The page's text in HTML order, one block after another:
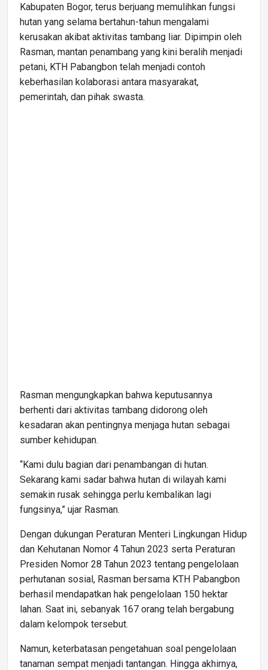
Kabupaten Bogor, terus berjuang memulihkan fungsi
hutan yang selama bertahun-tahun mengalami
kerusakan akibat aktivitas tambang liar. Dipimpin oleh
Rasman, mantan penambang yang kini beralih menjadi
petani, KTH Pabangbon telah menjadi contoh
keberhasilan kolaborasi antara masyarakat,
pemerintah, dan pihak swasta.
Rasman mengungkapkan bahwa keputusannya
berhenti dari aktivitas tambang didorong oleh
kesadaran akan pentingnya menjaga hutan sebagai
sumber kehidupan.
“Kami dulu bagian dari penambangan di hutan.
Sekarang kami sadar bahwa hutan di wilayah kami
semakin rusak sehingga perlu kembalikan lagi
fungsinya,” ujar Rasman.
Dengan dukungan Peraturan Menteri Lingkungan Hidup
dan Kehutanan Nomor 4 Tahun 2023 serta Peraturan
Presiden Nomor 28 Tahun 2023 tentang pengelolaan
perhutanan sosial, Rasman bersama KTH Pabangbon
berhasil mendapatkan hak pengelolaan 150 hektar
lahan. Saat ini, sebanyak 167 orang telah bergabung
dalam kelompok tersebut.
Namun, keterbatasan pengetahuan soal pengelolaan
tanaman sempat menjadi tantangan. Hingga akhirnya,